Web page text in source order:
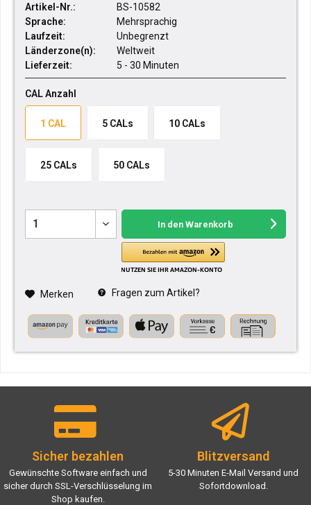
Artikel-Nr.:
BS-10582
Sprache:
Mehrsprachig
Laufzeit:
Unbegrenzt
Länderzone(n):
Weltweit
Lieferzeit:
5 - 30 Minuten
CAL Anzahl
1 CAL 5 CALs 10 CALs
25 CALs 50 CALs
In den Warenkorb
Merken Fragen zum Artikel?
Sicher bezahlen
Gewünschte Software einfach und
sicher durch SSL-Verschlüsselung im
Shop kaufen.
Blitzversand
5-30 Minuten E-Mail Versand und
Sofortdownload.